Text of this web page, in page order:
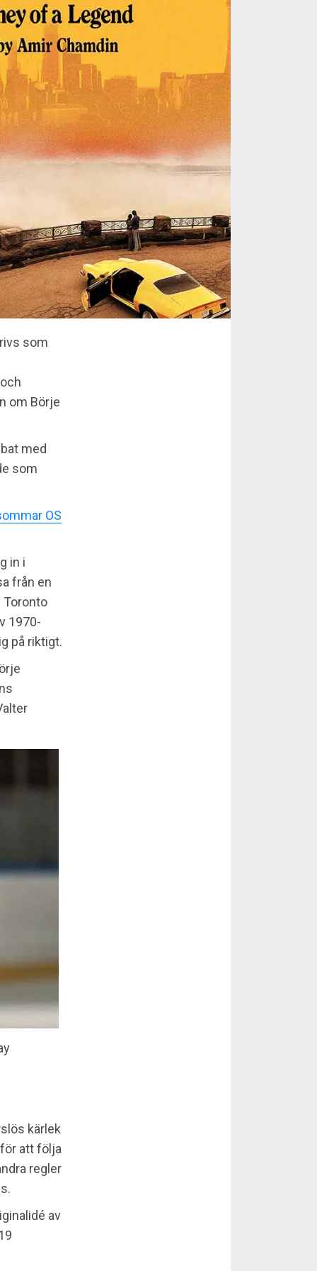
som
om Börje
med
som
OS
in i
från en
Toronto
1970-
på riktigt.
kärlek
att följa
regler
av